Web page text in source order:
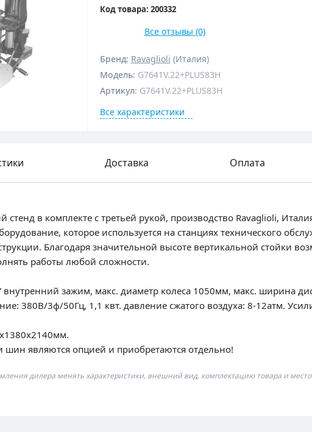
Код товара: 200332
Все отзывы (0)
Бренд: Ravaglioli (Италия)
Модель: G7641V.22+PLUS83H
Артикул: G7641V.22+PLUS83H
Все характеристики
Доставка Оплата
в комплекте с третьей рукой, производство Ravaglioli,
которое используется на станциях технического
Благодаря значительной высоте вертикальной стойки
работы любой сложности.
зажим, макс. диаметр колеса 1050мм, макс. ширина
380В/3ф/50Гц, 1,1 квт. давление сжатого воздуха: 8-12атм.
являются опцией и приобретаются отдельно!
дилера менять характеристики, внешний вид, комплектацию товара и